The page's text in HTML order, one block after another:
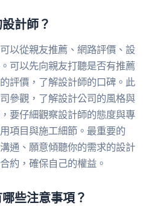
計師？
以從親友推薦、網路評價、設
可以先向親友打聽是否有推薦
評價，了解設計師的口碑。此
參觀，了解設計公司的風格與
要仔細觀察設計師的態度與專
項目與施工細節。最重要的
通、願意傾聽你的需求的設計
約，確保自己的權益。
些注意事項？